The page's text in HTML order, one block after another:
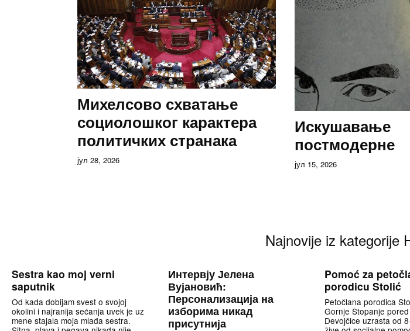
Михелсово схватање
социолошког карактера
политичких странака
јул 28, 2026
Искушавање
постмодерне
јул 15, 2026
Najnovije iz kategorije
Sestra kao moj verni
saputnik
Od kada dobijam svest o svojoj
okolini i najranija sećanja uvek je uz
mene stajala moja mlađa sestra.
Интервју Јелена
Вујановић:
Персонализација на
изборима никад
присутнија
Pomoć za
porodicu Stolić
Petočlana porodica
Gornje Stopanje
Devojčice uzrasta od